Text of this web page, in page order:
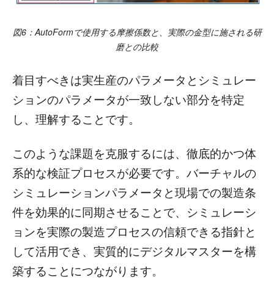
図6：AutoFormで使用する摩擦係数と、実際の金型に施される研
磨との比較
着目すべきは実生産のパラメータとシミュレー
ションのパラメータが一致しない部分を特定
し、理解することです。
このような課題を克服するには、徹底的かつ体
系的な検証プロセスが必要です。バーチャルの
シミュレーションパラメータと現場での製造条
件を効果的に同期させることで、シミュレーシ
ョンを実際の製造プロセスの信頼できる指針と
して活用でき、実質的にデジタルマスターを構
築することにつながります。